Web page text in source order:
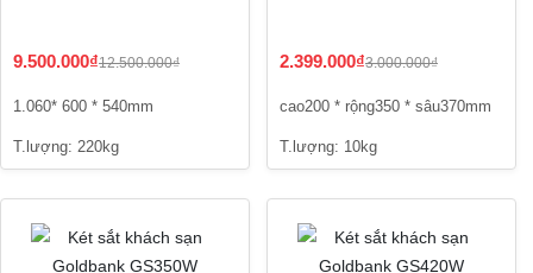
9.500.000₫12.500.000₫
1.060* 600 * 540mm
T.lượng: 220kg
2.399.000₫3.000.000₫
cao200 * rộng350 * sâu370mm
T.lượng: 10kg